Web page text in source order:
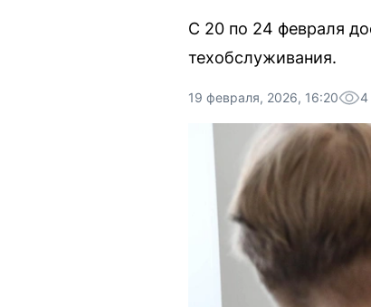
С 20 по 24 февраля
техобслуживания.
19 февраля, 2026, 16:20 4